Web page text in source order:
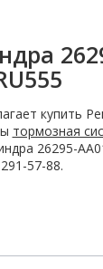
купить
тормозная
26295-
57-88.